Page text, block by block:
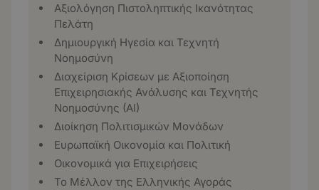
Αξιολόγηση Πιστοληπτικής Ικανότητας
Πελάτη
Δημιουργική Ηγεσία και Τεχνητή
Νοημοσύνη
Διαχείριση Κρίσεων με Αξιοποίηση
Επιχειρησιακής Ανάλυσης και Τεχνητής
Νοημοσύνης (ΑΙ)
Διοίκηση Πολιτισμικών Μονάδων
Ευρωπαϊκή Οικονομία και Πολιτική
Οικονομικά για Επιχειρήσεις
Το Μέλλον της Ελληνικής Αγοράς